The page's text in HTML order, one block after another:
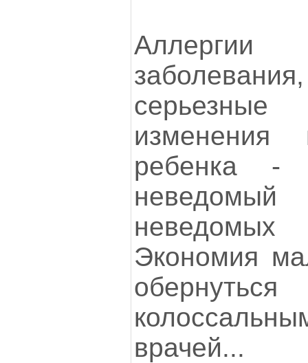
серьезные
ребенка -
неведомых
Экономия
врачей...